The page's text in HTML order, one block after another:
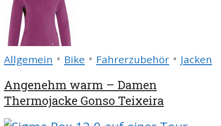
Allgemein • Bike • Fahrerzubehör • Jacken
Angenehm warm – Damen
Thermojacke Gonso Teixeira